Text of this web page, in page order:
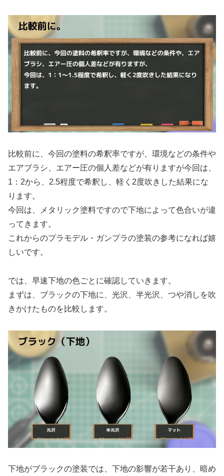
比較前に、今回の塗料の希釈率ですが、環境などの条件や
エアブラシ、エアー圧の個人差などが有りますが今回は、
1：2から、2.5程度で希釈し、軽く2度吹きした結果にな
ります。
今回は、メタリック塗料ですので下地によって色合いが違
ってきます。
これからのプラモデル・ガンプラの塗装の参考になれば嬉
しいです。
では、早速下地の色ごとに確認していきます。
まずは、ブラックの下地に、光沢、半光沢、つや消しを吹
きかけたものを比較します。
下地がブラックの塗装では、下地の影響が若干あり、暗め